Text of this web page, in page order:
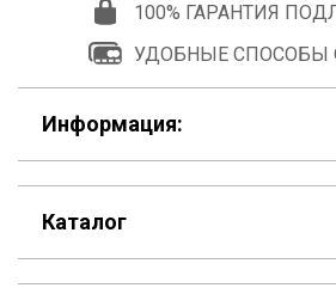
100% ГАРАНТИЯ
УДОБНЫЕ СПОСОБЫ
Информация:
F.A.Q
Контакты
Каталог